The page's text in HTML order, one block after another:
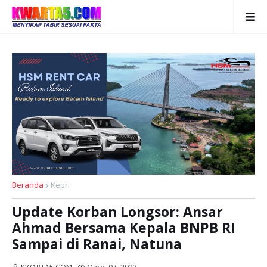
Beranda Kepri
Update Korban Longsor: Ansar
Ahmad Bersama Kepala BNPB RI
Sampai di Ranai, Natuna